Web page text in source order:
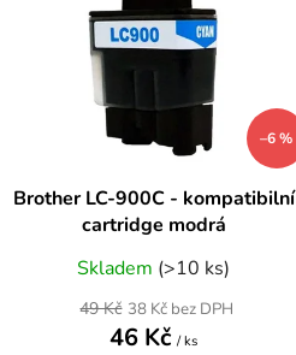
–6 %
Brother LC-900C - kompatibilní
cartridge modrá
Skladem (>10 ks)
38 Kč bez DPH
46 Kč/ ks
49 Kč